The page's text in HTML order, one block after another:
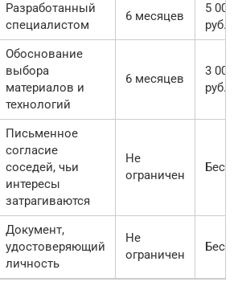
Разработанный
специалистом
6 месяцев
5 000
руб.
Обоснование
выбора
материалов и
технологий
6 месяцев
3 000
руб.
Письменное
согласие
соседей, чьи
интересы
затрагиваются
Не
ограничен
Документ,
удостоверяющий
личность
Не
ограничен